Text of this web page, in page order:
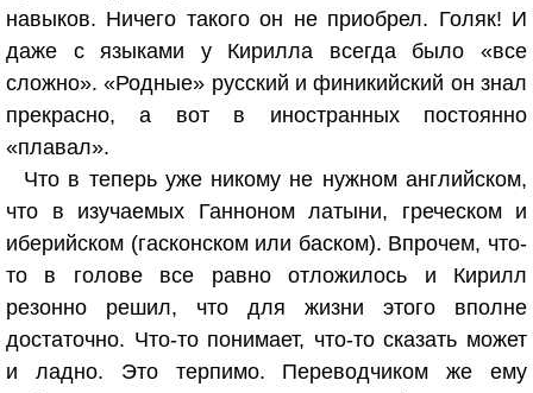
навыков. Ничего такого он не приобрел. Голяк! И
даже с языками у Кирилла всегда было «все
сложно». «Родные» русский и финикийский он знал
прекрасно, а вот в иностранных постоянно
«плавал».
Что в теперь уже никому не нужном английском,
что в изучаемых Ганноном латыни, греческом и
иберийском (гасконском или баском). Впрочем, что-
то в голове все равно отложилось и Кирилл
резонно решил, что для жизни этого вполне
достаточно. Что-то понимает, что-то сказать может
и ладно. Это терпимо. Переводчиком же ему